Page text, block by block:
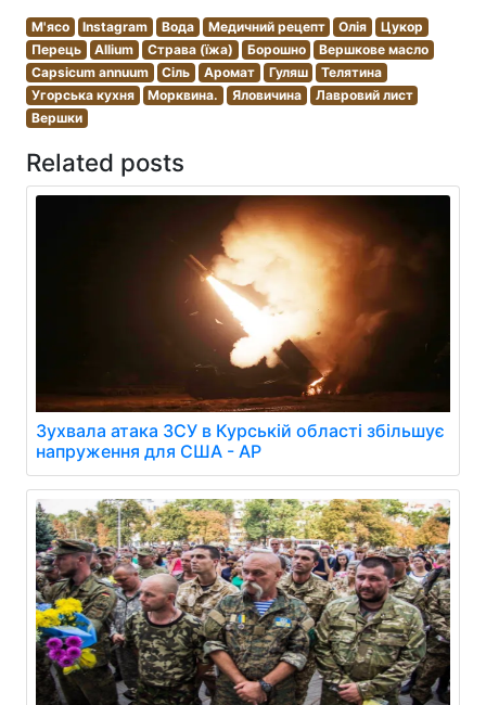
М'ясо Instagram Вода Медичний рецепт Олія
Цукор
Перець
Allium Страва (їжа) Борошно
Вершкове масло
Capsicum annuum
Сіль Аромат Гуляш
Телятина
Угорська кухня
Морквина. Яловичина
Лавровий лист
Вершки
Related posts
Зухвала атака ЗСУ в Курській області збільшує
напруження для США - AP